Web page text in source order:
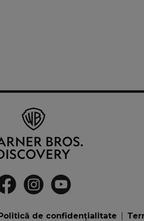
Politică de confidenţialitate